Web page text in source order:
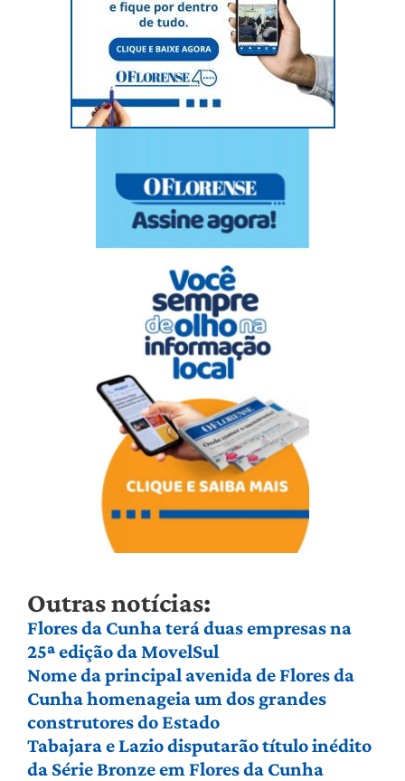
Outras notícias:
Flores da Cunha terá duas empresas na
25ª edição da MovelSul
Nome da principal avenida de Flores da
Cunha homenageia um dos grandes
construtores do Estado
Tabajara e Lazio disputarão título inédito
da Série Bronze em Flores da Cunha